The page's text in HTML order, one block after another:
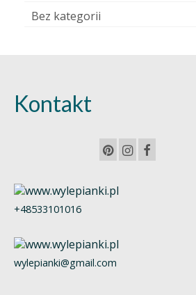
Bez kategorii
Kontakt
+48533101016
wylepianki@gmail.com